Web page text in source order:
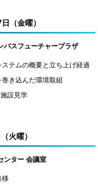
（金曜）
パスフューチャープラザ
テムの概要と立ち上げ経過
き込んだ環境取組
設見学
火曜）
ンター 会議室
移